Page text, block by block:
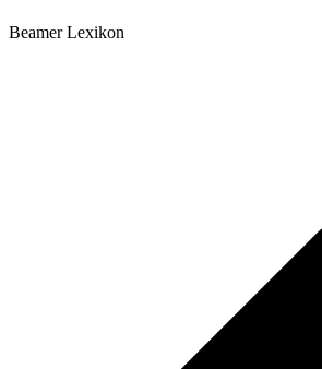
Beamer Lexikon